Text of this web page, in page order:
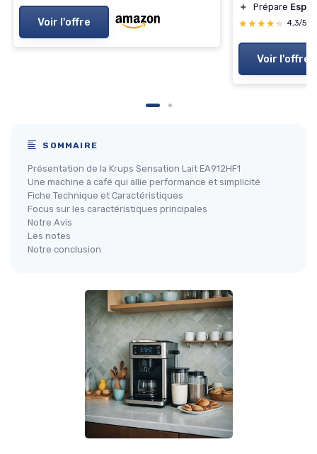
Voir l'offre
＋
Prépare
★★★★★
★★★★★ 4,3/5
Voir l'offre
SOMMAIRE
Présentation de la Krups Sensation Lait EA912HF1
Une machine à café qui allie performance et simplicité
Fiche Technique et Caractéristiques
Focus sur les caractéristiques principales
Notre Avis
Les notes
Notre conclusion